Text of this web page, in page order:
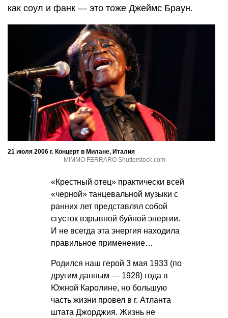
как соул и фанк — это тоже Джеймс Браун.
21 июля 2006 г. Концерт в Милане, Италия
MIMMO FERRARO Shutterstock.com
«Крестный отец» практически всей
«черной» танцевальной музыки с
ранних лет представлял собой
сгусток взрывной буйной энергии.
И не всегда эта энергия находила
правильное применение…
Родился наш герой 3 мая 1933 (по
другим данным — 1928) года в
Южной Каролине, но большую
часть жизни провел в г. Атланта
штата Джорджия. Жизнь не